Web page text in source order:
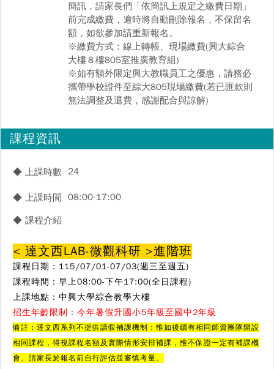
簡訊，請家長們「依簡訊上規定之繳費日期」
前完成繳費，逾時將自動刪除報名，不保留名
額，如欲參加請重新報名。
※繳費方式：線上轉帳、現場繳費(興大綜合
大樓８樓805室推廣教育組)
※如有額外限定興大教職員工之優惠，請務必
攜帶學校證件至綜大805現場繳費(若已匯款則
無法調整及退費，感謝配合與諒解)
課程資訊
◆ 上課時數 24
◆ 上課時間 08:00-17:00
◆ 課程介紹
< 達文西LAB-微觀科研 >進階班
課程日期：115/07/01-07/03(週三至週五)
課程時間： 早上08:00-下午17:00(全日課程)
上課地點：中興大學綜合教學大樓
招生年齡限制：今年暑假升國小5年級至國中2年級
備註：達文西系列不提供請假補課機制；惟如後續有相同師資團隊開設
相同課程，得視課程名額及實際情形安排補課，惟不保證一定有補課機
會。請家長於報名前自行評估並審慎考量。